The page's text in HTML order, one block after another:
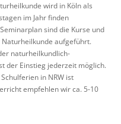
wird in Köln als
im Jahr finden
sind die Kurse und
aufgeführt.
naturheilkundlich-
der Einstieg jederzeit möglich.
in NRW ist
empfehlen wir ca. 5-10